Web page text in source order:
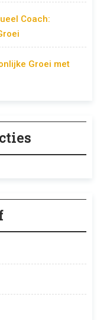
Coach:
Groei met